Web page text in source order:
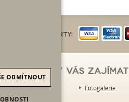
Platební karty:
Mohlo by vás zajímat
Kariéra Fotogalerie
ODMÍTNOUT